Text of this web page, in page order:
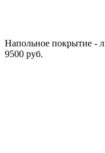
Напольное покрытие -
9500 руб.